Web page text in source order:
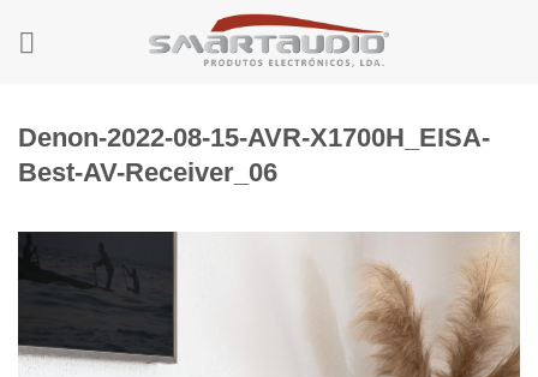
Denon-2022-08-15-AVR-X1700H_EISA-
Best-AV-Receiver_06